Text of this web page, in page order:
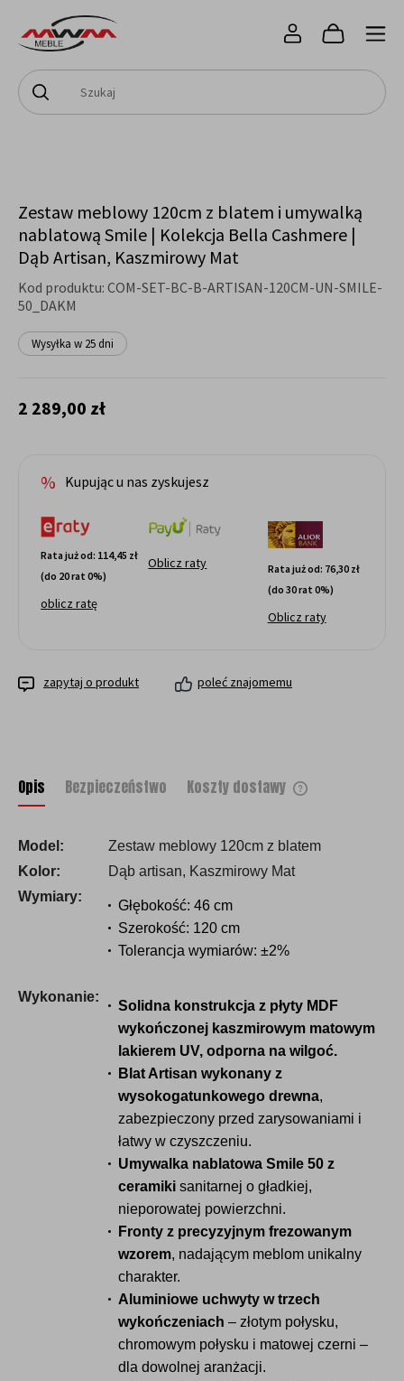
Zestaw meblowy 120cm z blatem i umywalką
nablatową Smile | Kolekcja Bella Cashmere |
Dąb Artisan, Kaszmirowy Mat
Kod produktu: COM-SET-BC-B-ARTISAN-120CM-UN-SMILE-
50_DAKM
Wysyłka w 25 dni
2 289,00 zł
Kupując u nas zyskujesz
Rata już od: 114,45 zł
(do 20 rat 0%)
oblicz ratę
Oblicz raty Rata już od: 76,30 zł
(do 30 rat 0%)
Oblicz raty
zapytaj o produkt poleć znajomemu
Opis Bezpieczeństwo Koszty dostawy
Model:
Zestaw meblowy 120cm z blatem
Kolor:
Dąb artisan, Kaszmirowy Mat
Wymiary:
Głębokość: 46 cm
Szerokość: 120 cm
Tolerancja wymiarów: ±2%
Wykonanie:
Solidna konstrukcja z płyty MDF
wykończonej kaszmirowym matowym
lakierem UV, odporna na wilgoć.
Blat Artisan wykonany z
wysokogatunkowego drewna,
zabezpieczony przed zarysowaniami i
łatwy w czyszczeniu.
Umywalka nablatowa Smile 50 z
ceramiki sanitarnej o gładkiej,
nieporowatej powierzchni.
Fronty z precyzyjnym frezowanym
wzorem, nadającym meblom unikalny
charakter.
Aluminiowe uchwyty w trzech
wykończeniach – złotym połysku,
chromowym połysku i matowej czerni –
dla dowolnej aranżacji.